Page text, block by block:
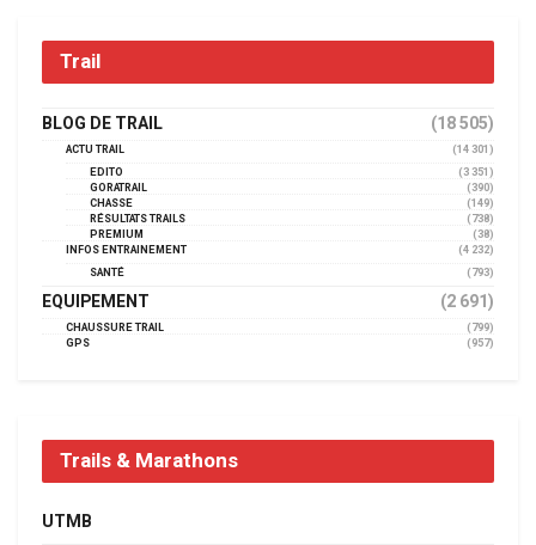
Trail
BLOG DE TRAIL (18 505)
ACTU TRAIL
(14 301)
EDITO
(3 351)
GORATRAIL
(390)
CHASSE
(149)
RÉSULTATS TRAILS
(738)
PREMIUM
(38)
INFOS ENTRAINEMENT
(4 232)
SANTÉ
(793)
EQUIPEMENT (2 691)
CHAUSSURE TRAIL
(799)
GPS
(957)
Trails & Marathons
UTMB